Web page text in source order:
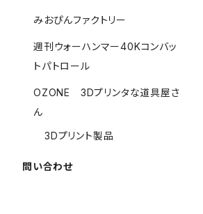
みおぴんファクトリー
週刊ウォーハンマー40Kコンバッ
トパトロール
OZONE 3Dプリンタな道具屋さ
ん
3Dプリント製品
問い合わせ